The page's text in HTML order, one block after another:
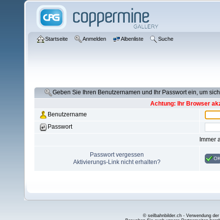
Startseite Anmelden Albenliste Suche
Geben Sie Ihren Benutzernamen und Ihr Passwort ein, um
Achtung: Ihr Browser
Benutzername
Passwort
Immer
Passwort vergessen
Aktivierungs-Link nicht erhalten?
© seilbahnbilder.ch - Verwendung